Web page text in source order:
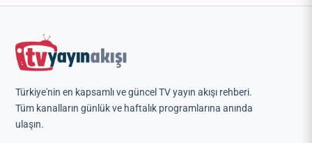
Türkiye'nin en kapsamlı ve güncel TV yayın akışı rehberi.
Tüm kanalların günlük ve haftalık programlarına anında
ulaşın.